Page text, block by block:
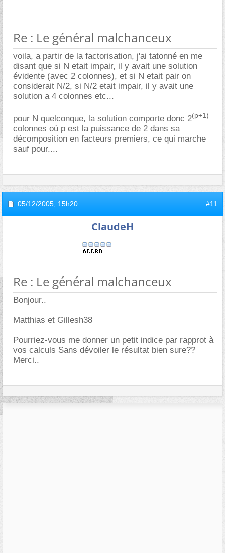
Re : Le général malchanceux
voila, a partir de la factorisation, j'ai tatonné en me
disant que si N etait impair, il y avait une solution
évidente (avec 2 colonnes), et si N etait pair on
considerait N/2, si N/2 etait impair, il y avait une
solution a 4 colonnes etc...
pour N quelconque, la solution comporte donc 2(p+1)
colonnes où p est la puissance de 2 dans sa
décomposition en facteurs premiers, ce qui marche
sauf pour....
05/12/2005, 15h20 #11
ClaudeH
Re : Le général malchanceux
Bonjour..
Matthias et Gillesh38
Pourriez-vous me donner un petit indice par rapprot à
vos calculs Sans dévoiler le résultat bien sure??
Merci..